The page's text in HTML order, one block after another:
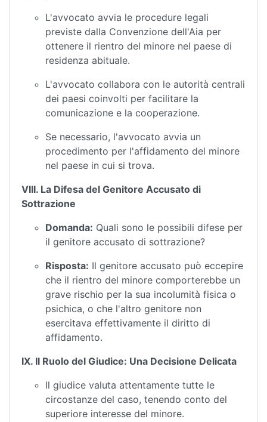
L'avvocato avvia le procedure legali
previste dalla Convenzione dell'Aia per
ottenere il rientro del minore nel paese di
residenza abituale.
L'avvocato collabora con le autorità centrali
dei paesi coinvolti per facilitare la
comunicazione e la cooperazione.
Se necessario, l'avvocato avvia un
procedimento per l'affidamento del minore
nel paese in cui si trova.
VIII. La Difesa del Genitore Accusato di
Sottrazione
Domanda: Quali sono le possibili difese per
il genitore accusato di sottrazione?
Risposta: Il genitore accusato può eccepire
che il rientro del minore comporterebbe un
grave rischio per la sua incolumità fisica o
psichica, o che l'altro genitore non
esercitava effettivamente il diritto di
affidamento.
IX. Il Ruolo del Giudice: Una Decisione Delicata
Il giudice valuta attentamente tutte le
circostanze del caso, tenendo conto del
superiore interesse del minore.